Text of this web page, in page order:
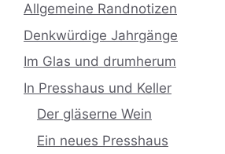
Allgemeine Randnotizen
Denkwürdige Jahrgänge
Im Glas und drumherum
In Presshaus und Keller
Der gläserne Wein
Ein neues Presshaus